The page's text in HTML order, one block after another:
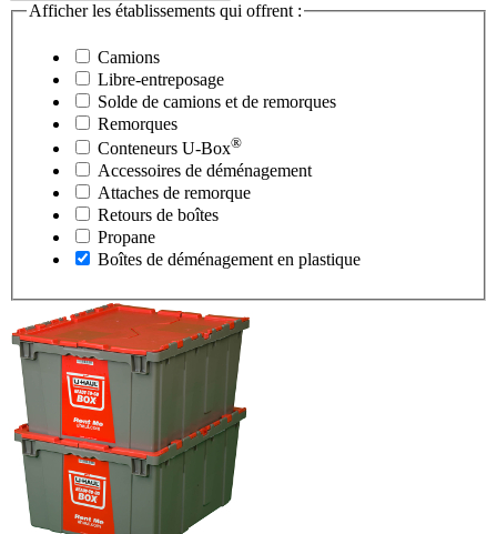
Afficher les établissements qui offrent :
Camions
Libre-entreposage
Solde de camions et de remorques
Remorques
Conteneurs U-Box®
Accessoires de déménagement
Attaches de remorque
Retours de boîtes
Propane
Boîtes de déménagement en plastique